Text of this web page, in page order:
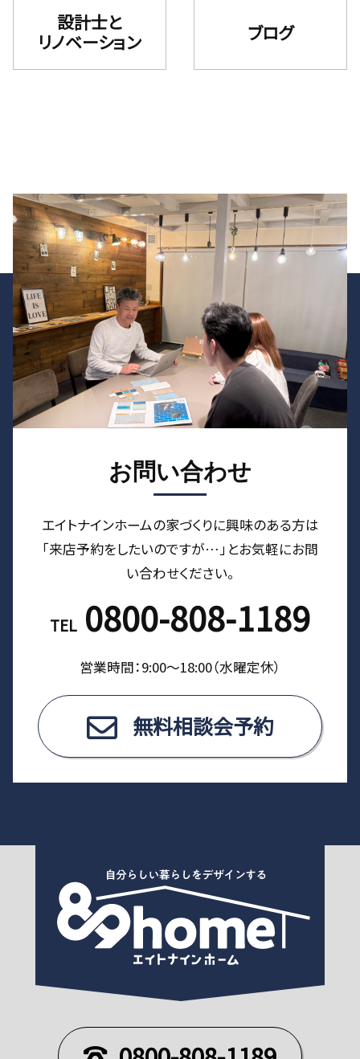
設計士と
リノベーション
ブログ
お問い合わせ
エイトナインホームの家づくりに興味のある⽅は
「来店予約をしたいのですが…」とお気軽にお問
い合わせください。
TEL 0800-808-1189
営業時間：9:00〜18:00（⽔曜定休）
無料相談会予約